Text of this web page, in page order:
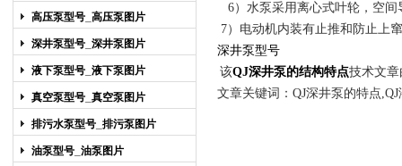
高压泵型号_高压泵图片
深井泵型号_深井泵图片
液下泵型号_液下泵图片
真空泵型号_真空泵图片
排污水泵型号_排污泵图片
油泵型号_油泵图片
6）水泵采用离心式叶轮，空间
7）电动机内装有止推和防止上
深井泵型号
该QJ深井泵的结构特点技术文
文章关键词：QJ深井泵的特点